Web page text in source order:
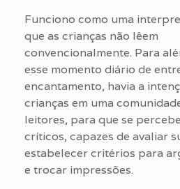
Funciono como uma
que as crianças não lêem
convencionalmente. Para
esse momento diário de
encantamento, havia a
crianças em uma
leitores, para que se
críticos, capazes de avaliar
estabelecer critérios para
e trocar impressões.